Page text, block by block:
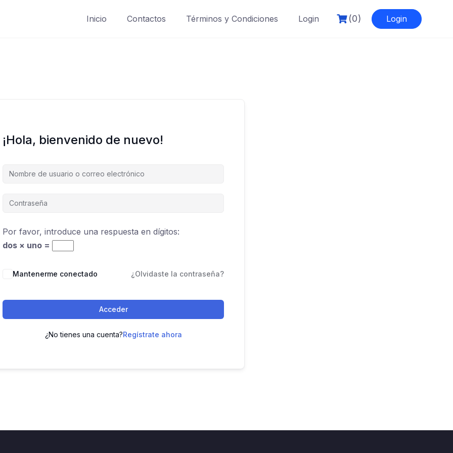
Inicio Contactos Términos y Condiciones Login (0) Login
¡Hola, bienvenido de nuevo!
Por favor, introduce una respuesta en dígitos:
dos × uno =
Mantenerme conectado ¿Olvidaste la contraseña?
Acceder
¿No tienes una cuenta?Regístrate ahora